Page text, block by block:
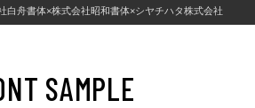
白舟書体×株式会社昭和書体×シヤチハタ株式会社
SAMPLE